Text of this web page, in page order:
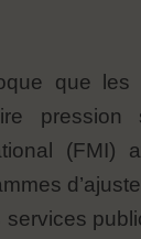
que les
pression
(FMI)